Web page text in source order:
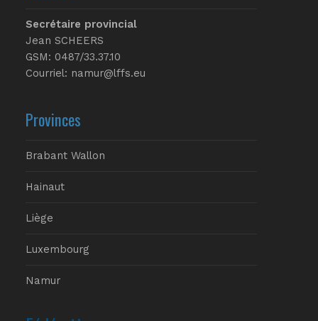
Secrétaire provincial
Jean SCHEERS
GSM: 0487/33.37.10
Courriel: namur@lffs.eu
Provinces
Brabant Wallon
Hainaut
Liège
Luxembourg
Namur